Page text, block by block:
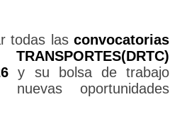
todas las convocatorias
y su bolsa de trabajo
nuevas oportunidades